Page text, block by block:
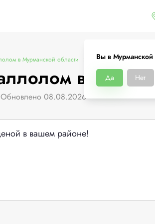
Вы в Мурманской
Да Нет
в Мурманской области Цены на черный
в
Обновлено 08.08.2026
в вашем районе!